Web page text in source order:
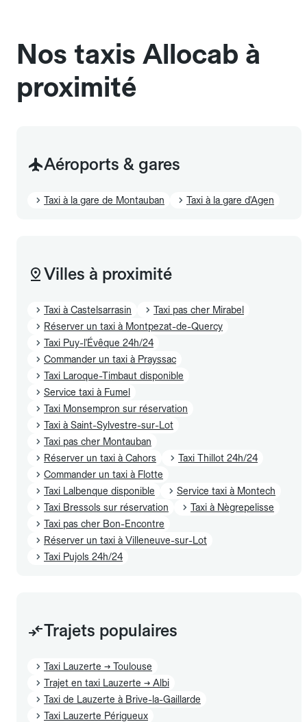
Nos taxis Allocab à
proximité
Aéroports & gares
Taxi à la gare de Montauban Taxi à la gare d'Agen
Villes à proximité
Taxi à Castelsarrasin
Taxi pas cher Mirabel
Réserver un taxi à Montpezat-de-Quercy
Taxi Puy-l'Évêque 24h/24
Commander un taxi à Prayssac
Taxi Laroque-Timbaut disponible
Service taxi à Fumel
Taxi Monsempron sur réservation
Taxi à Saint-Sylvestre-sur-Lot
Taxi pas cher Montauban
Réserver un taxi à Cahors
Taxi Thillot 24h/24
Commander un taxi à Flotte
Taxi Lalbenque disponible
Service taxi à Montech
Taxi Bressols sur réservation
Taxi à Nègrepelisse
Taxi pas cher Bon-Encontre
Réserver un taxi à Villeneuve-sur-Lot
Taxi Pujols 24h/24
Trajets populaires
Taxi Lauzerte → Toulouse
Trajet en taxi Lauzerte → Albi
Taxi de Lauzerte à Brive-la-Gaillarde
Taxi Lauzerte Périgueux